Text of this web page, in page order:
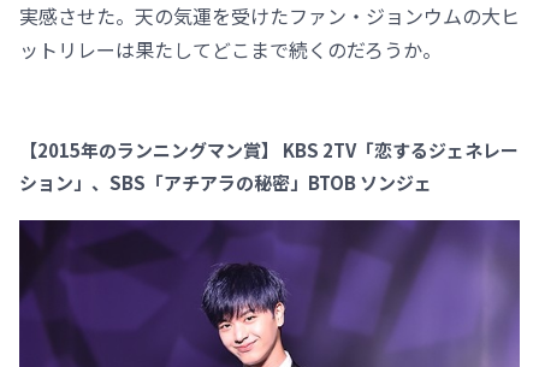
実感させた。天の気運を受けたファン・ジョンウムの大ヒ
ットリレーは果たしてどこまで続くのだろうか。
【2015年のランニングマン賞】 KBS 2TV「恋するジェネレー
ション」、SBS「アチアラの秘密」BTOB ソンジェ